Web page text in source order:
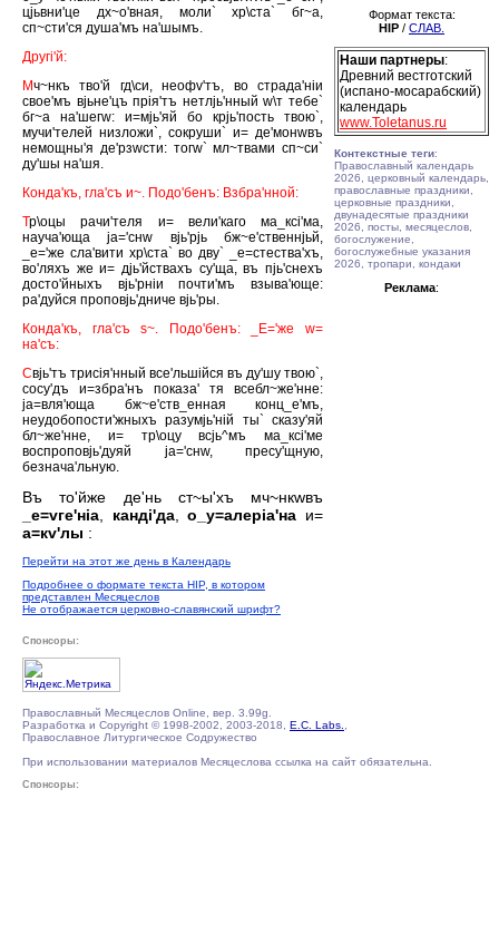
цjьвни'це дх~о'вная, моли` хр\ста` бг~а,
сп~сти'ся душа'мъ на'шымъ.
Другi'й:
Мч~нкъ тво'й гд\си, неофv'тъ, во страда'нiи
свое'мъ вjьне'цъ прiя'тъ нетлjь'нный w\т тебе`
бг~а на'шегw: и=мjь'яй бо крjь'пость твою`,
мучи'телей низложи`, сокруши` и= де'монwвъ
немощны'я де'рзwсти: тогw` мл~твами сп~си`
ду'шы на'шя.
Конда'къ, гла'съ и~. Подо'бенъ: Взбра'нной:
Тр\оцы рачи'теля и= вели'каго ма_ксi'ма,
науча'юща jа='снw вjь'рjь бж~е'ственнjьй,
_е='же сла'вити хр\ста` во дву` _е=стества'хъ,
во'ляхъ же и= дjь'йствахъ су'ща, въ пjь'снехъ
досто'йныхъ вjь'рнiи почти'мъ взыва'юще:
ра'дуйся проповjь'дниче вjь'ры.
Конда'къ, гла'съ s~. Подо'бенъ: _Е='же w=
на'съ:
Свjь'тъ трисiя'нный все'льшiйся въ ду'шу твою`,
сосу'дъ и=збра'нъ показа' тя всебл~же'нне:
jа=вля'юща бж~е'ств_енная конц_е'мъ,
неудобопости'жныхъ разумjь'нiй ты` сказу'яй
бл~же'нне, и= тр\оцу всjь^мъ ма_ксi'ме
воспроповjь'дуяй jа='снw, пресу'щную,
безнача'льную.
Въ то'йже де'нь ст~ы'хъ мч~нкwвъ
_е=vге'нiа
кандi'да,о_у=алерiа'на и=
а=кv'лы :
Перейти на этот же день в Календарь
Подробнее о формате текста HIP, в котором
представлен Месяцеслов
Не отображается церковно-славянский шрифт?
Формат текста:
HIP / СЛАВ.
Наши партнеры:
Древний вестготский
(испано-мосарабский)
календарь
www.Toletanus.ru
Контекстные теги:
Православный календарь
2026, церковный календарь,
православные праздники,
церковные праздники,
двунадесятые праздники
2026, посты, месяцеслов,
богослужение,
богослужебные указания
2026, тропари, кондаки
Реклама:
Спонсоры:
Православный Месяцеслов Online, вер. 3.99g.
Разработка и Copyright © 1998-2002, 2003-2018, E.C. Labs.
Православное Литургическое Содружество
При использовании материалов Месяцеслова ссылка на сайт обязательна.
Спонсоры: